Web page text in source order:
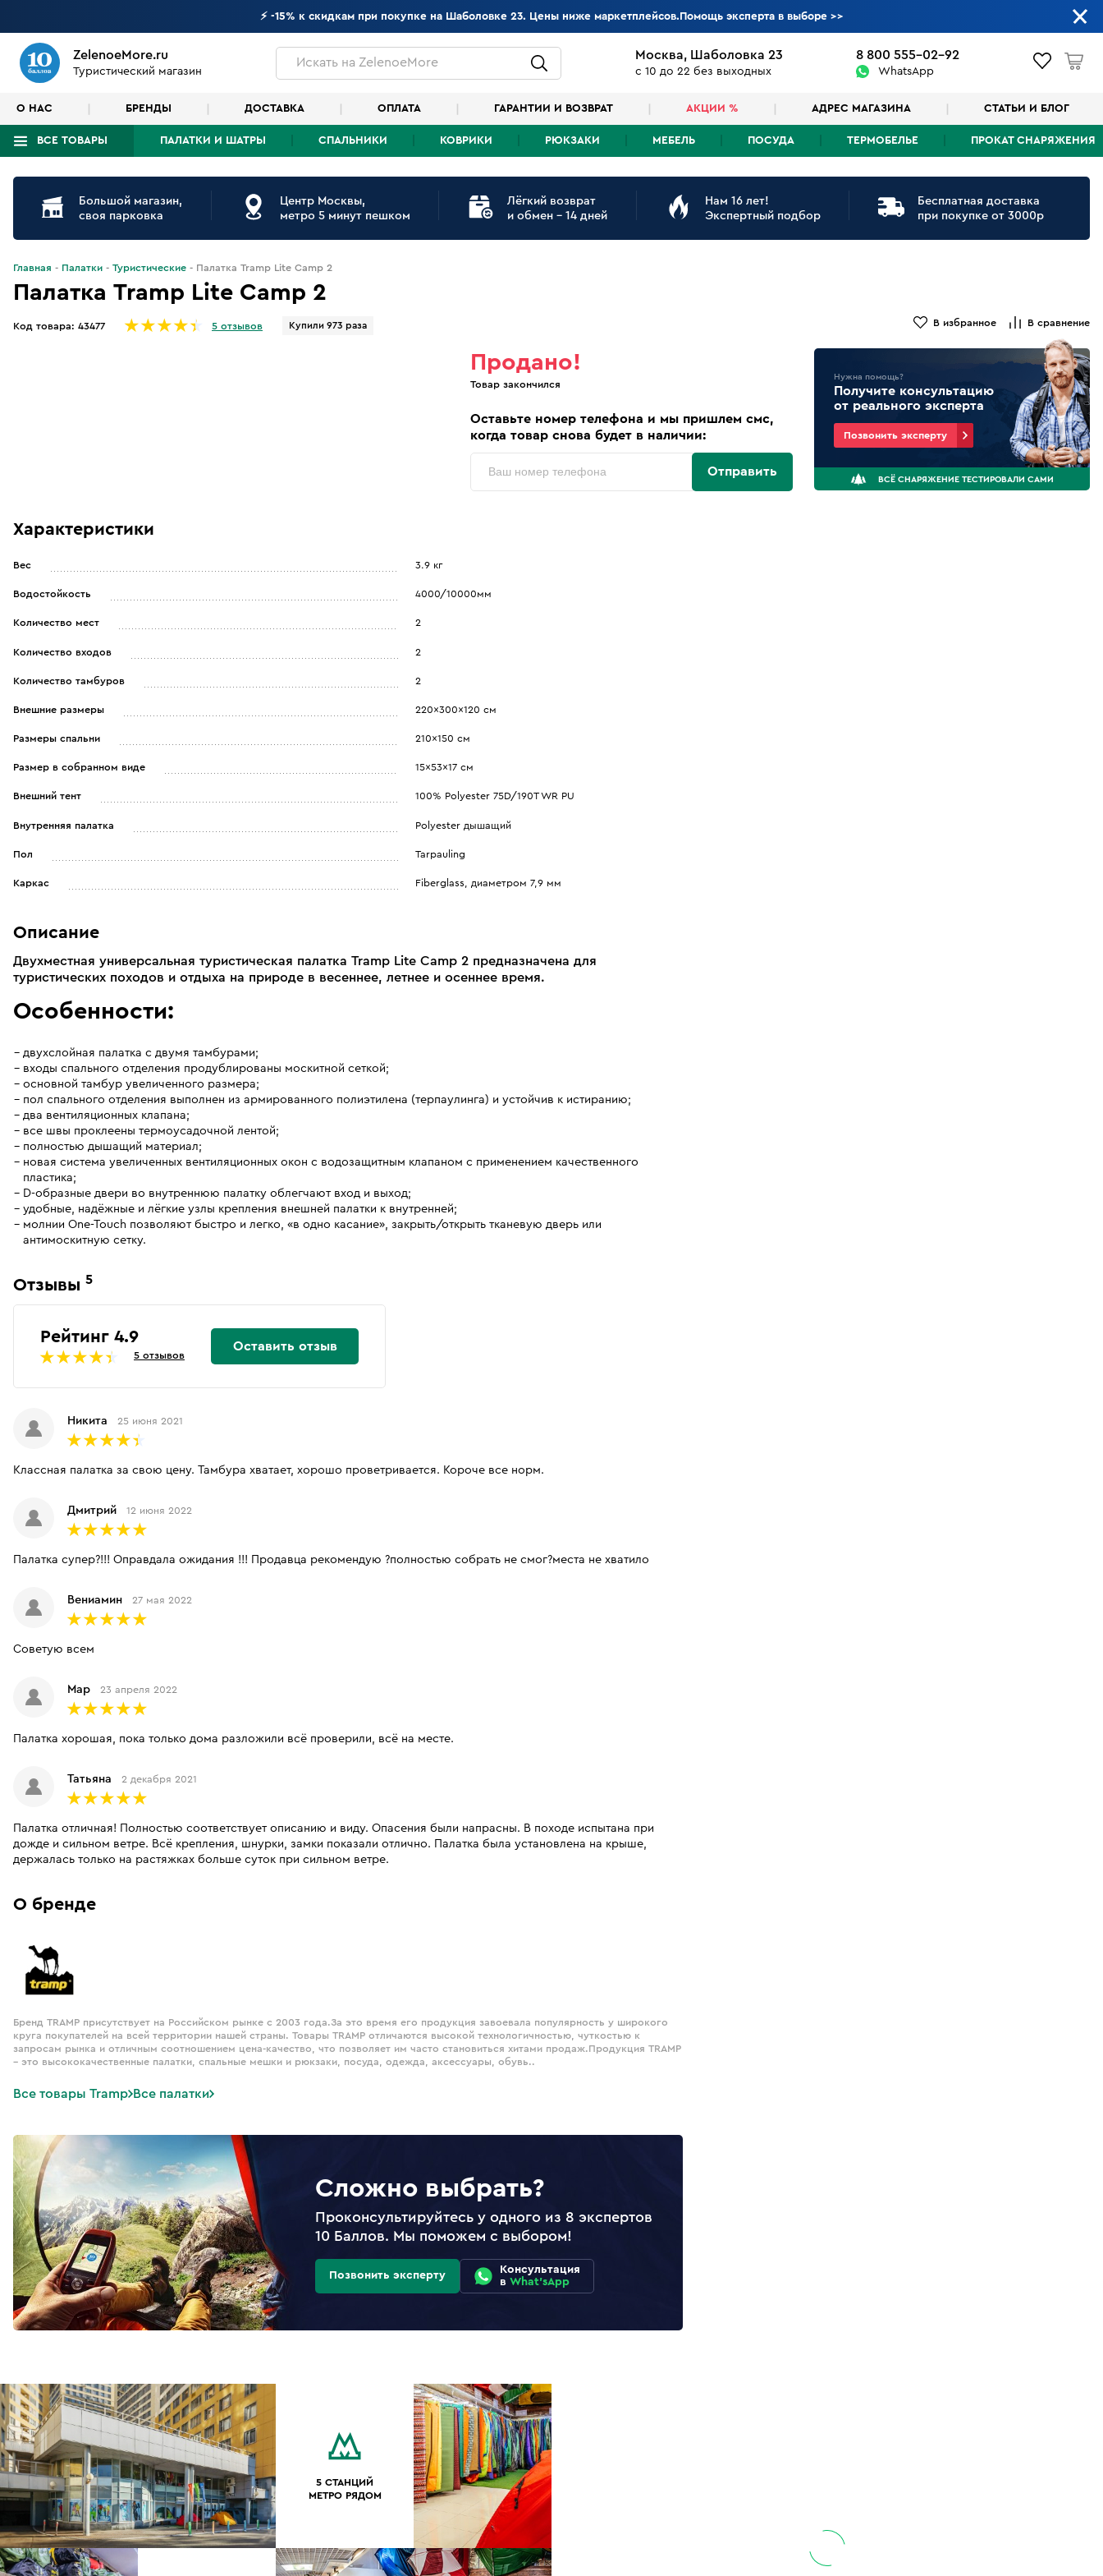
⚡ -15% к скидкам при покупке на Шаболовке 23. Цены ниже маркетплейсов.Помощь эксперта в выборе>>
ZelenoeMore.ru
Туристический магазин
Искатьна ZelenoeMore
Москва, Шаболовка 23
с 10 до 22 без выходных
8 800 555-02-92
WhatsApp
О НАС БРЕНДЫ ДОСТАВКА ОПЛАТА ГАРАНТИИ И ВОЗВРАТ АКЦИИ % АДРЕС МАГАЗИНА СТАТЬИ И БЛОГ
ВСЕ ТОВАРЫ ПАЛАТКИ И ШАТРЫ СПАЛЬНИКИ КОВРИКИ РЮКЗАКИ МЕБЕЛЬ ПОСУДА ТЕРМОБЕЛЬЕ ПРОКАТ СНАРЯЖЕНИЯ
Что будем искать?
Большой магазин,
своя парковка
Центр Москвы,
метро 5 минут пешком
Лёгкий возврат
и обмен - 14 дней
Нам 16 лет!
Экспертный подбор
Бесплатная доставка
при покупке от 3000р
Главная Палатки Туристические Палатка Tramp Lite Camp 2
Палатка Tramp Lite Camp 2
Код товара: 43477 5 отзывов Купили 973 раза В избранное В сравнение
Продано!
Товар закончился
Оставьте номер телефона и мы пришлем смс,
когда товар снова будет в наличии:
Отправить
Нужна помощь?
Получите консультацию
от реального эксперта
Позвонить эксперту
ВСЁ СНАРЯЖЕНИЕ ТЕСТИРОВАЛИ САМИ
Характеристики
Вес 3.9 кг
Водостойкость 4000/10000мм
Количество мест 2
Количество входов 2
Количество тамбуров 2
Внешние размеры 220x300x120 см
Размеры спальни 210x150 см
Размер в собранном виде 15x53x17 см
Внешний тент 100% Polyester 75D/190T WR PU
Внутренняя палатка Polyester дышащий
Пол Tarpauling
Каркас Fiberglass, диаметром 7,9 мм
Описание
Двухместная универсальная туристическая палатка Tramp Lite Camp 2 предназначена для
туристических походов и отдыха на природе в весеннее, летнее и осеннее время.
Особенности:
двухслойная палатка с двумя тамбурами;
входы спального отделения продублированы москитной сеткой;
основной тамбур увеличенного размера;
пол спального отделения выполнен из армированного полиэтилена (терпаулинга) и устойчив к истиранию;
два вентиляционных клапана;
все швы проклеены термоусадочной лентой;
полностью дышащий материал;
новая система увеличенных вентиляционных окон с водозащитным клапаном с применением качественного
пластика;
D-образные двери во внутреннюю палатку облегчают вход и выход;
удобные, надёжные и лёгкие узлы крепления внешней палатки к внутренней;
молнии One-Touch позволяют быстро и легко, «в одно касание», закрыть/открыть тканевую дверь или
антимоскитную сетку.
Отзывы 5
Рейтинг 4.9
5 отзывов
Оставить отзыв
Никита 25 июня 2021
Классная палатка за свою цену. Тамбура хватает, хорошо проветривается. Короче все норм.
Дмитрий 12 июня 2022
Палатка супер?!!! Оправдала ожидания !!! Продавца рекомендую ?полностью собрать не смог?места не хватило
Вениамин 27 мая 2022
Советую всем
Мар 23 апреля 2022
Палатка хорошая, пока только дома разложили всё проверили, всё на месте.
Татьяна 2 декабря 2021
Палатка отличная! Полностью соответствует описанию и виду. Опасения были напрасны. В походе испытана при
дожде и сильном ветре. Всё крепления, шнурки, замки показали отлично. Палатка была установлена на крыше,
держалась только на растяжках больше суток при сильном ветре.
О бренде
Бренд TRAMP присутствует на Российском рынке с 2003 года.За это время его продукция завоевала популярность у широкого
круга покупателей на всей территории нашей страны. Товары TRAMP отличаются высокой технологичностью, чуткостью к
запросам рынка и отличным соотношением цена-качество, что позволяет им часто становиться хитами продаж.Продукция TRAMP
– это высококачественные палатки, спальные мешки и рюкзаки, посуда, одежда, аксессуары, обувь..
Все товары Tramp Все палатки
Сложно выбрать?
Проконсультируйтесь у одного из 8 экспертов
10 Баллов. Мы поможем с выбором!
Позвонить эксперту
Консультация
в What'sApp
5 СТАНЦИЙ
МЕТРО РЯДОМ